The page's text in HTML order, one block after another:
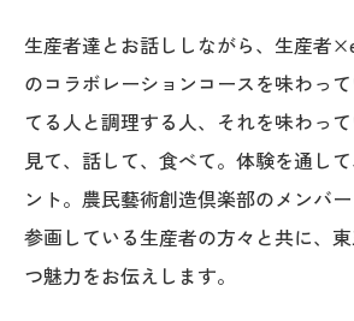
生産者達とお話ししながら、生産者
のコラボレーションコースを味わっ
てる人と調理する人、それを味わって
見て、話して、食べて。体験を通し
ント。農民藝術創造倶楽部のメンバ
参画している生産者の方々と共に、
つ魅力をお伝えします。